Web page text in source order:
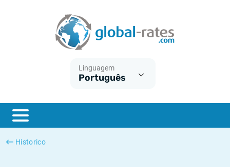
Linguagem
Português
Historico
ESTER
SONIA
O que é a inflação do IPC?
O que é a inflação do IHPC?
Inflação Estados Unidos
Inflação Europa
Taxas Euribor históricas
Taxas ESTER históricas
Taxas SONIA históricas
Taxas TONAR históricas
Calculadora de inflação